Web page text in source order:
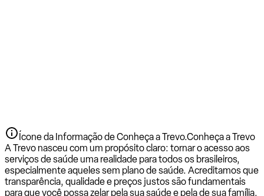
Ícone da Informação de Conheça a Trevo.Conheça a Trevo
A Trevo nasceu com um propósito claro: tornar o acesso aos
serviços de saúde uma realidade para todos os brasileiros,
especialmente aqueles sem plano de saúde. Acreditamos que
transparência, qualidade e preços justos são fundamentais
para que você possa zelar pela sua saúde e pela de sua família.